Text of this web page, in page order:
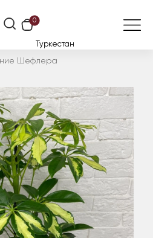
0
Туркестан
Шефлера